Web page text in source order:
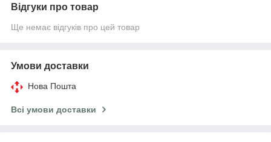
Відгуки про товар
Ще немає відгуків про цей товар
Умови доставки
Нова Пошта
Всі умови доставки